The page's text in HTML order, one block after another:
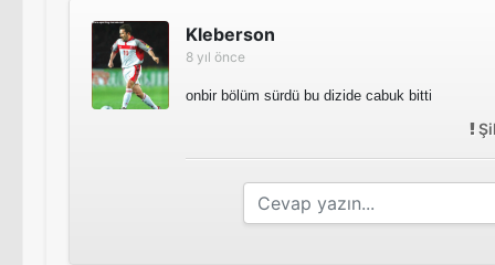
Kleberson
8 yıl önce
onbir bölüm sürdü bu dizide cabuk bitti